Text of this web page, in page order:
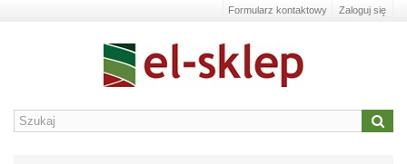
Zaloguj się
Formularz kontaktowy